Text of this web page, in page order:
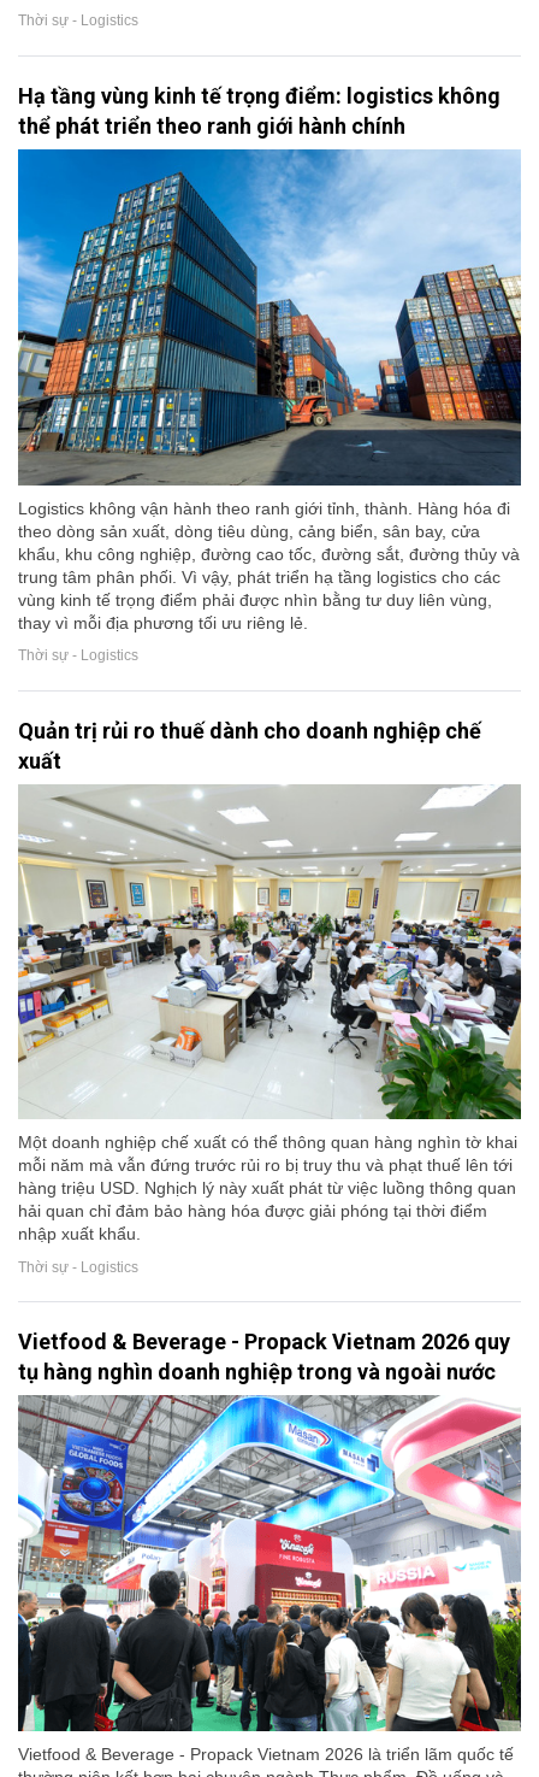
Thời sự - Logistics
Hạ tầng vùng kinh tế trọng điểm: logistics không
thể phát triển theo ranh giới hành chính
Logistics không vận hành theo ranh giới tỉnh, thành. Hàng hóa đi
theo dòng sản xuất, dòng tiêu dùng, cảng biển, sân bay, cửa
khẩu, khu công nghiệp, đường cao tốc, đường sắt, đường thủy và
trung tâm phân phối. Vì vậy, phát triển hạ tầng logistics cho các
vùng kinh tế trọng điểm phải được nhìn bằng tư duy liên vùng,
thay vì mỗi địa phương tối ưu riêng lẻ.
Thời sự - Logistics
Quản trị rủi ro thuế dành cho doanh nghiệp chế
xuất
Một doanh nghiệp chế xuất có thể thông quan hàng nghìn tờ khai
mỗi năm mà vẫn đứng trước rủi ro bị truy thu và phạt thuế lên tới
hàng triệu USD. Nghịch lý này xuất phát từ việc luồng thông quan
hải quan chỉ đảm bảo hàng hóa được giải phóng tại thời điểm
nhập xuất khẩu.
Thời sự - Logistics
Vietfood & Beverage - Propack Vietnam 2026 quy
tụ hàng nghìn doanh nghiệp trong và ngoài nước
Vietfood & Beverage - Propack Vietnam 2026 là triển lãm quốc tế